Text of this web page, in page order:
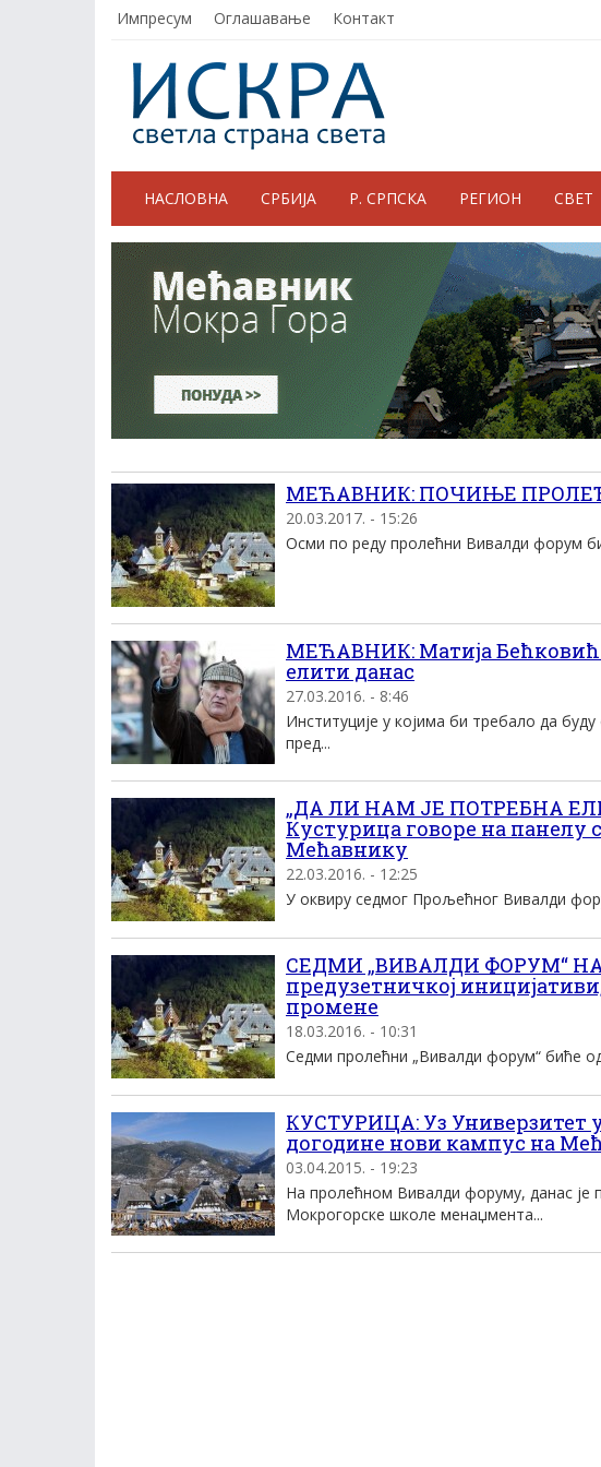
Импресум Оглашавање Контакт
НАСЛОВНА СРБИЈА Р. СРПСКА РЕГИОН СВЕТ
МЕЋАВНИК: ПОЧИЊЕ
20.03.2017. - 15:26
Осми по реду пролећни Вивалди форум
МЕЋАВНИК: Матија Бећковић
елити данас
27.03.2016. - 8:46
Институције у којима би требало да
пред...
„ДА ЛИ НАМ ЈЕ ПОТРЕБНА
Кустурица говоре на
Мећавнику
22.03.2016. - 12:25
У оквиру седмог Прољећног Вивалди
СЕДМИ „ВИВАЛДИ ФОРУМ“
предузетничкој
промене
18.03.2016. - 10:31
Седми пролећни „Вивалди форум“ биће
КУСТУРИЦА: Уз Универзитет
догодине нови кампус на
03.04.2015. - 19:23
На пролећном Вивалди форуму, данас је
Мокрогорске школе менаџмента...